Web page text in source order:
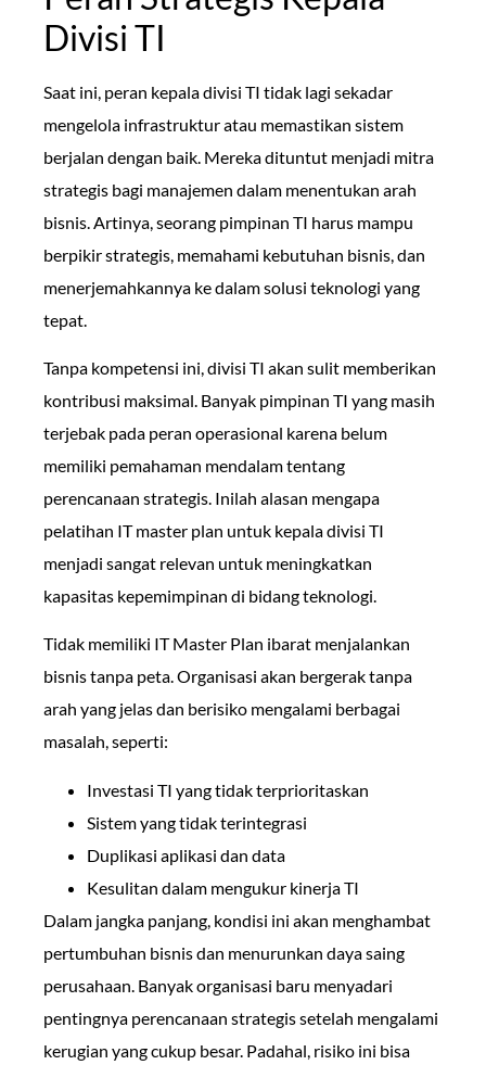
Divisi TI
Saat ini, peran kepala divisi TI tidak lagi sekadar
mengelola infrastruktur atau memastikan sistem
berjalan dengan baik. Mereka dituntut menjadi mitra
strategis bagi manajemen dalam menentukan arah
bisnis. Artinya, seorang pimpinan TI harus mampu
berpikir strategis, memahami kebutuhan bisnis, dan
menerjemahkannya ke dalam solusi teknologi yang
tepat.
Tanpa kompetensi ini, divisi TI akan sulit memberikan
kontribusi maksimal. Banyak pimpinan TI yang masih
terjebak pada peran operasional karena belum
memiliki pemahaman mendalam tentang
perencanaan strategis. Inilah alasan mengapa
pelatihan IT master plan untuk kepala divisi TI
menjadi sangat relevan untuk meningkatkan
kapasitas kepemimpinan di bidang teknologi.
Tidak memiliki IT Master Plan ibarat menjalankan
bisnis tanpa peta. Organisasi akan bergerak tanpa
arah yang jelas dan berisiko mengalami berbagai
masalah, seperti:
Investasi TI yang tidak terprioritaskan
Sistem yang tidak terintegrasi
Duplikasi aplikasi dan data
Kesulitan dalam mengukur kinerja TI
Dalam jangka panjang, kondisi ini akan menghambat
pertumbuhan bisnis dan menurunkan daya saing
perusahaan. Banyak organisasi baru menyadari
pentingnya perencanaan strategis setelah mengalami
kerugian yang cukup besar. Padahal, risiko ini bisa